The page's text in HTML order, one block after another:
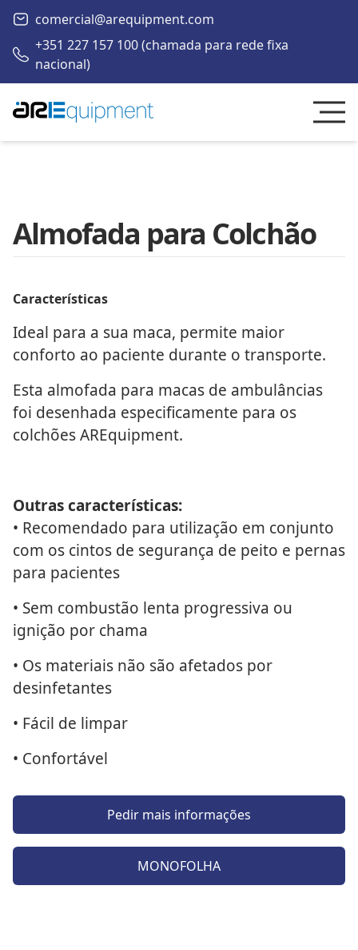
comercial@arequipment.com
+351 227 157 100 (chamada para rede fixa
nacional)
Almofada para Colchão
Características
Ideal para a sua maca, permite maior
conforto ao paciente durante o transporte.
Esta almofada para macas de ambulâncias
foi desenhada especificamente para os
colchões AREquipment.
Outras características:
• Recomendado para utilização em conjunto
com os cintos de segurança de peito e pernas
para pacientes
• Sem combustão lenta progressiva ou
ignição por chama
• Os materiais não são afetados por
desinfetantes
• Fácil de limpar
• Confortável
Pedir mais informações
MONOFOLHA